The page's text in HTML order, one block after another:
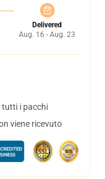
Delivered
Aug. 16 - Aug. 23
tutti i pacchi
viene ricevuto